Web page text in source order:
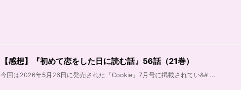
【感想】『初めて恋をした日に読む話』56話（21巻）
今回は2026年5月26日に発売された『Cookie』7月号に掲載されてい&# ...